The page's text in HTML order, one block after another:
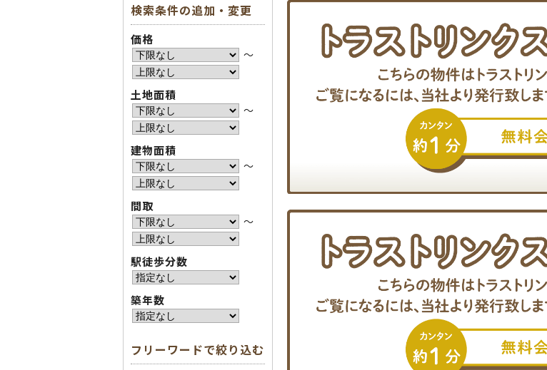
検索条件の追加・変更
価格
〜
土地面積
〜
建物面積
〜
間取
〜
駅徒歩分数
築年数
フリーワードで絞り込む